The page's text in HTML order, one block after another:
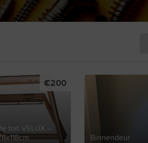
toit VELUX –
€200
Binnendeur